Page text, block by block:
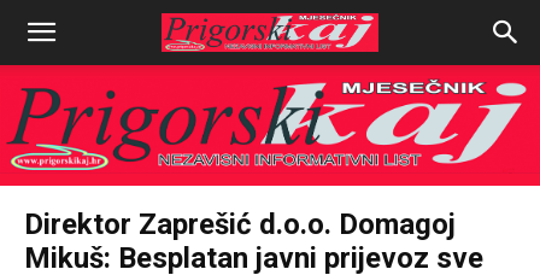
Direktor Zaprešić d.o.o. Domagoj
Mikuš: Besplatan javni prijevoz sve